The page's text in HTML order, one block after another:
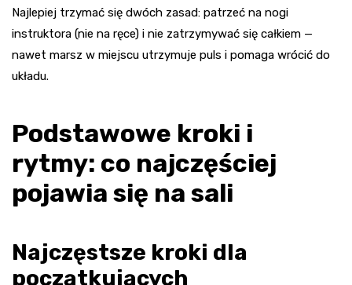
Najlepiej trzymać się dwóch zasad: patrzeć na nogi
instruktora (nie na ręce) i nie zatrzymywać się całkiem —
nawet marsz w miejscu utrzymuje puls i pomaga wrócić do
układu.
Podstawowe kroki i
rytmy: co najczęściej
pojawia się na sali
Najczęstsze kroki dla
początkujących